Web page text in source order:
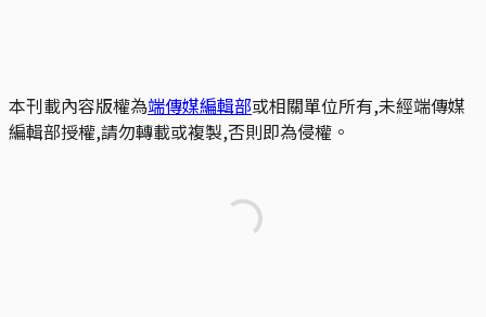
本刊載內容版權為端傳媒編輯部或相關單位所有,未經端傳媒
編輯部授權,請勿轉載或複製,否則即為侵權。